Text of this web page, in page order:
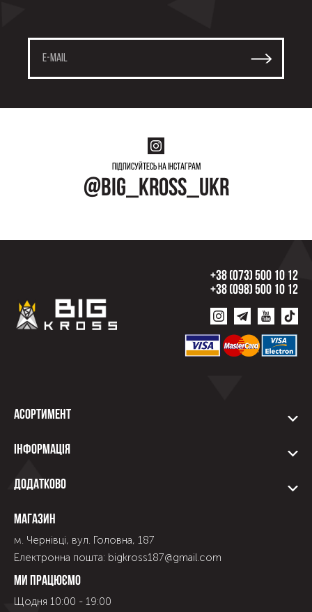
Підписуйтесь на інстаграм
@big_kross_ukr
+38 (073) 500 10 12
+38 (098) 500 10 12
Асортимент
Інформація
Додатково
Магазин
м. Чернівці, вул. Головна, 187
Електронна пошта: bigkross187@gmail.com
Ми працюємо
Щодня 10:00 - 19:00